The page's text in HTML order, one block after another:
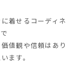
着せるコーディネ
値観や信頼はあり
ます。